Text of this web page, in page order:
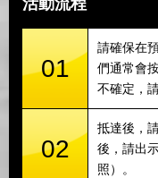
活動流程
01
請確保在
們通常會
不確定，
02
抵達後，
後，請出
照）。